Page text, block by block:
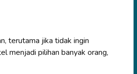
terutama jika tidak ingin
menjadi pilihan banyak orang,